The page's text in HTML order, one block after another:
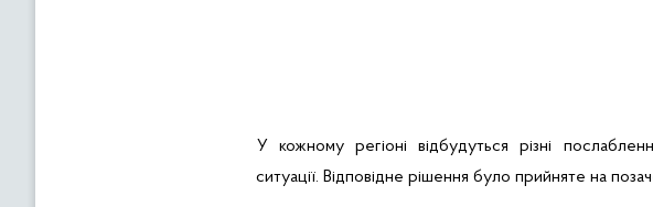
У кожномурегіоні відбудуться різні
ситуації. Відповідне рішення було прийняте на